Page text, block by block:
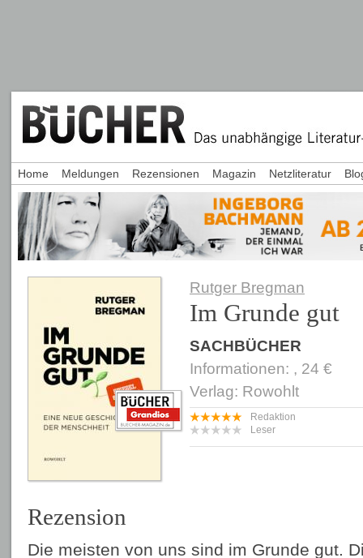
Rutger Bregman
Im Grunde gut
SACHBÜCHER
Informationen: , 24 €
Verlag: Rowohlt
Redaktion
Leser
Rezension
Die meisten von uns sind im Grunde gut.
Home Meldungen Rezensionen Magazin Netzliteratur